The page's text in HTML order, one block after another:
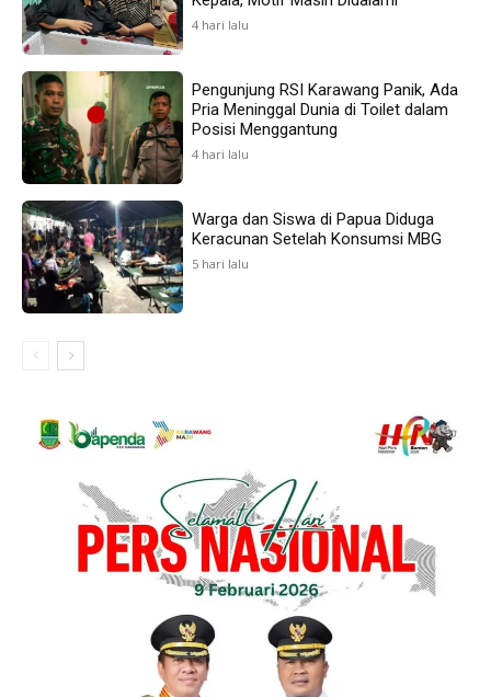
4 hari lalu
Pengunjung RSI Karawang Panik, Ada
Pria Meninggal Dunia di Toilet dalam
Posisi Menggantung
4 hari lalu
Warga dan Siswa di Papua Diduga
Keracunan Setelah Konsumsi MBG
5 hari lalu